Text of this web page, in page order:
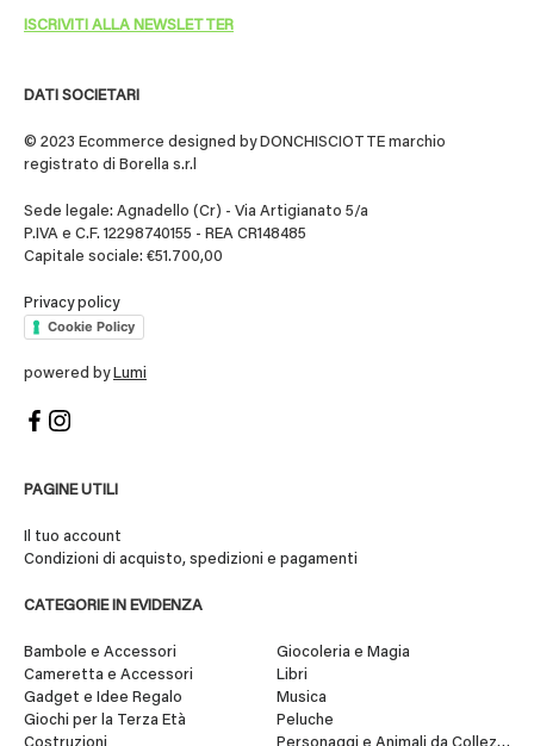
DATI SOCIETARI
© 2023 Ecommerce designed by DONCHISCIOTTE marchio
registrato di Borella s.r.l
Sede legale: Agnadello (Cr) - Via Artigianato 5/a
P.IVA e C.F. 12298740155 - REA CR148485
Capitale sociale: €51.700,00
Privacy policy
Cookie Policy
powered by Lumi
PAGINE UTILI
Il tuo account
Condizioni di acquisto, spedizioni e pagamenti
CATEGORIE IN EVIDENZA
Bambole e Accessori
Cameretta e Accessori
Gadget e Idee Regalo
Giochi per la Terza Età
Costruzioni
Giocoleria e Magia
Libri
Musica
Peluche
Personaggi e Animali da Collezione